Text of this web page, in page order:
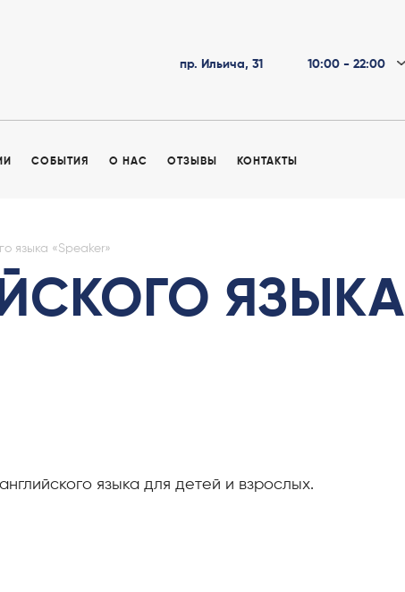
пр. Ильича, 31 10:00 - 22:00
СОБЫТИЯ О НАС ОТЗЫВЫ КОНТАКТЫ
языка «Speaker»
ЯЗЫКА
языка для детей и взрослых.